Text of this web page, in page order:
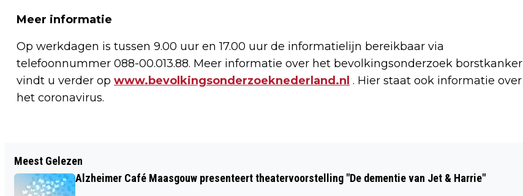
Meer informatie
Op werkdagen is tussen 9.00 uur en 17.00 uur de informatielijn bereikbaar via
telefoonnummer 088-00.013.88. Meer informatie over het bevolkingsonderzoek borstkanker
vindt u verder op www.bevolkingsonderzoeknederland.nl . Hier staat ook informatie over
het coronavirus.
BRANDENDE HOOIBALEN IN MAASGOUW
ZEER WAARSCHIJNLIJK AANGESTOKEN
OPGESLOTEN HOND’
Meest Gelezen
Alzheimer Café Maasgouw presenteert theatervoorstelling "De dementie van Jet & Harrie"